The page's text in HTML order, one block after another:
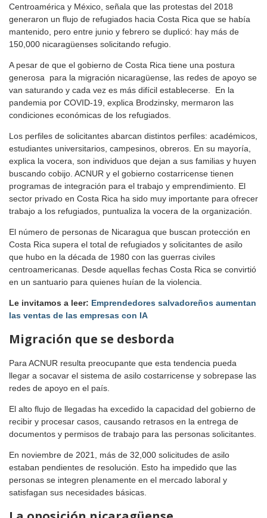
Centroamérica y México, señala que las protestas del 2018
generaron un flujo de refugiados hacia Costa Rica que se había
mantenido, pero entre junio y febrero se duplicó: hay más de
150,000 nicaragüenses solicitando refugio.
A pesar de que el gobierno de Costa Rica tiene una postura
generosa para la migración nicaragüense, las redes de apoyo se
van saturando y cada vez es más difícil establecerse. En la
pandemia por COVID-19, explica Brodzinsky, mermaron las
condiciones económicas de los refugiados.
Los perfiles de solicitantes abarcan distintos perfiles: académicos,
estudiantes universitarios, campesinos, obreros. En su mayoría,
explica la vocera, son individuos que dejan a sus familias y huyen
buscando cobijo. ACNUR y el gobierno costarricense tienen
programas de integración para el trabajo y emprendimiento. El
sector privado en Costa Rica ha sido muy importante para ofrecer
trabajo a los refugiados, puntualiza la vocera de la organización.
El número de personas de Nicaragua que buscan protección en
Costa Rica supera el total de refugiados y solicitantes de asilo
que hubo en la década de 1980 con las guerras civiles
centroamericanas. Desde aquellas fechas Costa Rica se convirtió
en un santuario para quienes huían de la violencia.
Le invitamos a leer: Emprendedores salvadoreños aumentan
las ventas de las empresas con IA
Migración que se desborda
Para ACNUR resulta preocupante que esta tendencia pueda
llegar a socavar el sistema de asilo costarricense y sobrepase las
redes de apoyo en el país.
El alto flujo de llegadas ha excedido la capacidad del gobierno de
recibir y procesar casos, causando retrasos en la entrega de
documentos y permisos de trabajo para las personas solicitantes.
En noviembre de 2021, más de 32,000 solicitudes de asilo
estaban pendientes de resolución. Esto ha impedido que las
personas se integren plenamente en el mercado laboral y
satisfagan sus necesidades básicas.